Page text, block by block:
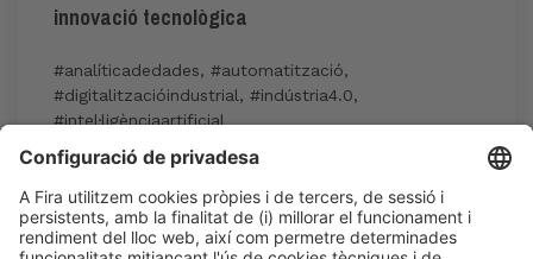
innovació tecnològica
#analíticadedades, #automatització,
#digitalitzacióindustrial, #indústria4.0,
#intel·ligènciaartificial
Dv 5 12:15h - 13:15h
Industry Showcase
Inscripció a l'activitat durant l'acreditació a
Expoquimia